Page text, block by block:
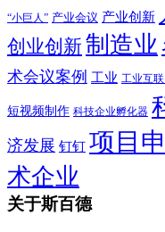
“小巨人” 产业会议 产业创新
创业创新制造业
术会议案例 工业 工业互联
短视频制作 科技企业孵化器
济发展 钉钉 项目
术企业
关于斯百德